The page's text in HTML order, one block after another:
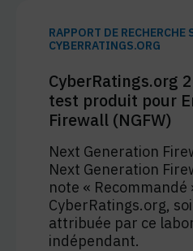
RAPPORT DE RECHERCHE
CYBERRATINGS.ORG
CyberRatings.org
test produit pour
Firewall (NGFW)
Next Generation
Next Generation
note « Recommandé
CyberRatings.org,
attribuée par ce
indépendant.